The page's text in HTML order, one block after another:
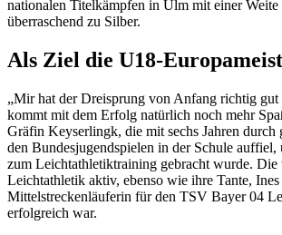
nationalen Titelkämpfen in Ulm mit einer
überraschend zu Silber.
Als Ziel die U18-
„Mir hat der Dreisprung von Anfang richtig
kommt mit dem Erfolg natürlich noch mehr
Gräfin Keyserlingk, die mit sechs Jahren durch
den Bundesjugendspielen in der Schule
zum Leichtathletiktraining gebracht wurde. Die
Leichtathletik aktiv, ebenso wie ihre Tante, Ines
Mittelstreckenläuferin für den TSV Bayer 04
erfolgreich war.